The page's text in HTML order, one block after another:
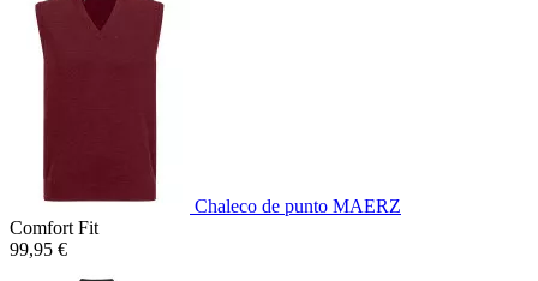
Chaleco de punto MAERZ
Comfort Fit
99,95 €